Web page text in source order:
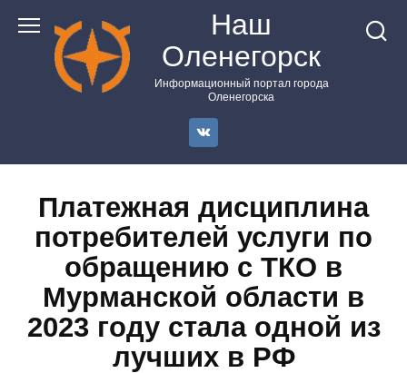
контенту
Наш
Оленегорск
Информационный портал города
Оленегорска
Платежная дисциплина
потребителей услуги по
обращению с ТКО в
Мурманской области в
2023 году стала одной из
лучших в РФ